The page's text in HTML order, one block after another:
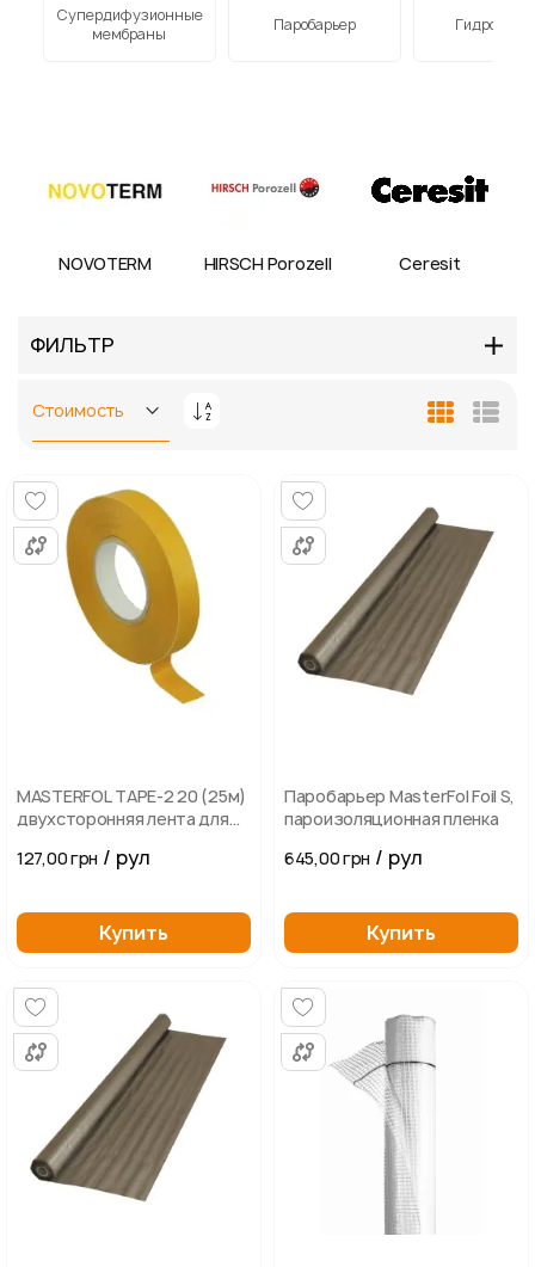
Супердифузионные
мембраны
Паробарьер
NOVOTERM HIRSCH Porozell Ceresit
ФИЛЬТР
Задать
убыванию
MASTERFOL TAPE-2 20 (25м)
двухсторонняя лента для
127,00 грн / рул
Купить
Паробарьер MasterFol Foil S,
пароизоляционная пленка
645,00 грн / рул
Купить